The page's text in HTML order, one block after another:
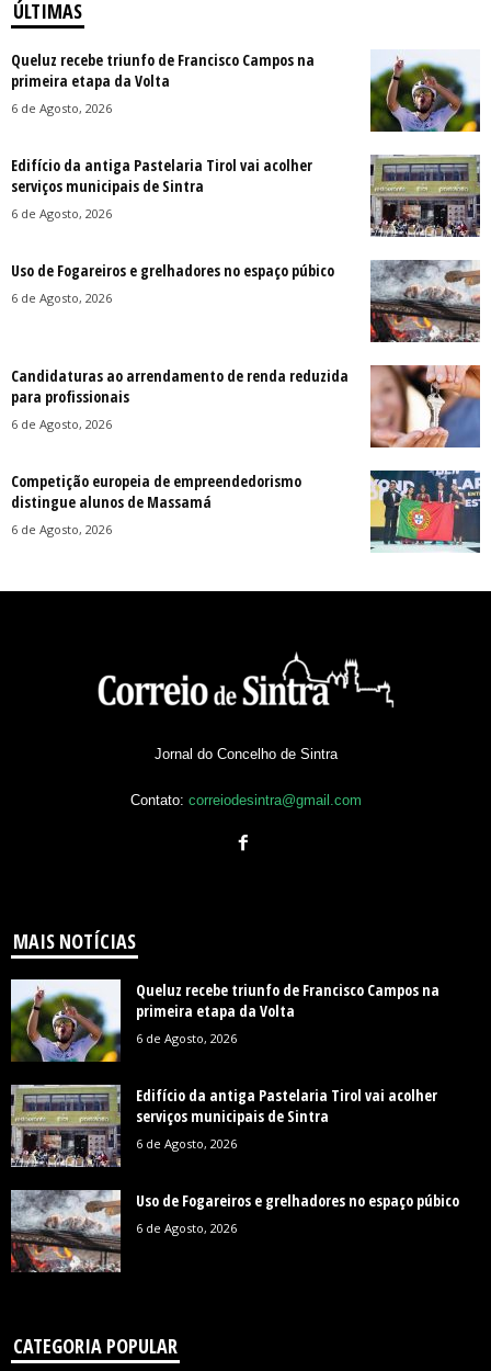
ÚLTIMAS
Queluz recebe triunfo de Francisco Campos na
primeira etapa da Volta
6 de Agosto, 2026
Edifício da antiga Pastelaria Tirol vai acolher
serviços municipais de Sintra
6 de Agosto, 2026
Uso de Fogareiros e grelhadores no espaço púbico
6 de Agosto, 2026
Candidaturas ao arrendamento de renda reduzida
para profissionais
6 de Agosto, 2026
Competição europeia de empreendedorismo
distingue alunos de Massamá
6 de Agosto, 2026
Jornal do Concelho de Sintra
Contato: correiodesintra@gmail.com
MAIS NOTÍCIAS
Queluz recebe triunfo de Francisco Campos na
primeira etapa da Volta
6 de Agosto, 2026
Edifício da antiga Pastelaria Tirol vai acolher
serviços municipais de Sintra
6 de Agosto, 2026
Uso de Fogareiros e grelhadores no espaço púbico
6 de Agosto, 2026
CATEGORIA POPULAR